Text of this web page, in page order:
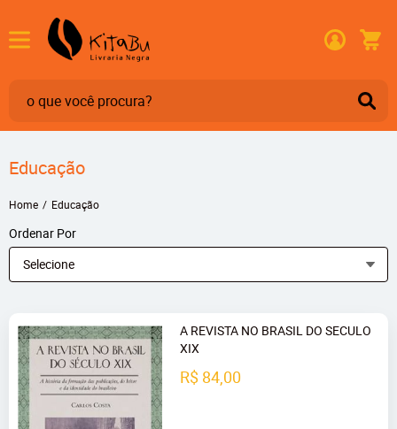
Educação
Home Educação
Ordenar Por
Selecione
A REVISTA NO BRASIL DO SECULO
XIX
R$ 84,00